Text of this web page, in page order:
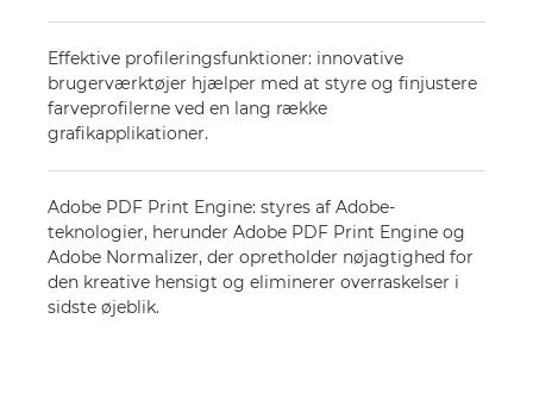
Effektive profileringsfunktioner: innovative
brugerværktøjer hjælper med at styre og finjustere
farveprofilerne ved en lang række
grafikapplikationer.
Adobe PDF Print Engine: styres af Adobe-
teknologier, herunder Adobe PDF Print Engine og
Adobe Normalizer, der opretholder nøjagtighed for
den kreative hensigt og eliminerer overraskelser i
sidste øjeblik.